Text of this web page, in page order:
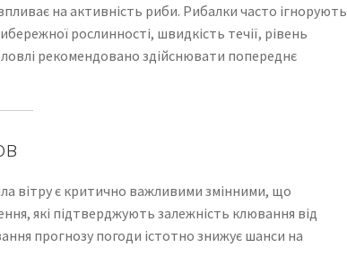
на активність риби. Рибалки часто ігнорують
рослинності, швидкість течії, рівень
рекомендовано здійснювати попереднє
вітру є критично важливими змінними, що
які підтверджують залежність клювання від
прогнозу погоди істотно знижує шанси на